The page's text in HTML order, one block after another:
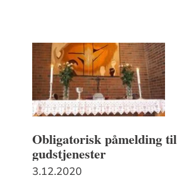
Obligatorisk påmelding til
gudstjenester
3.12.2020